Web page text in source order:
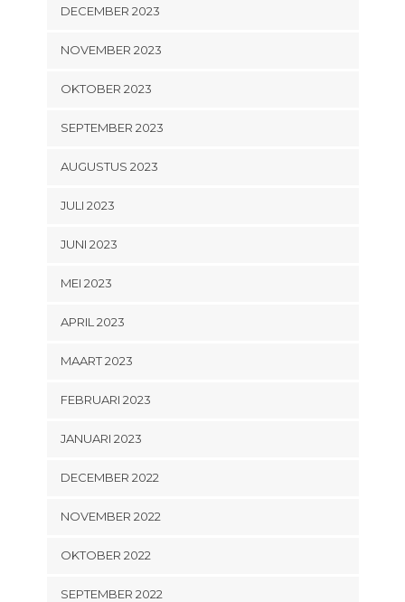
DECEMBER 2023
NOVEMBER 2023
OKTOBER 2023
SEPTEMBER 2023
AUGUSTUS 2023
JULI 2023
JUNI 2023
MEI 2023
APRIL 2023
MAART 2023
FEBRUARI 2023
JANUARI 2023
DECEMBER 2022
NOVEMBER 2022
OKTOBER 2022
SEPTEMBER 2022